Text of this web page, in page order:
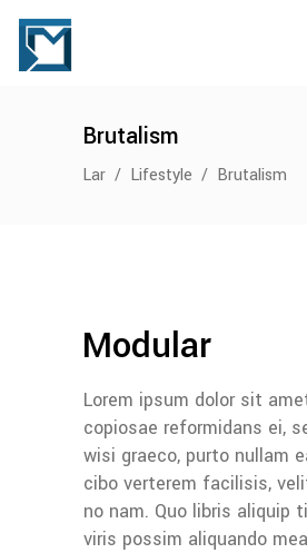
Brutalism
Lar / Lifestyle / Brutalism
Modular
Lorem ipsum dolor sit
copiosae reformidans ei,
wisi graeco, purto nullam
cibo verterem facilisis,
no nam. Quo libris aliquip
viris possim aliquando